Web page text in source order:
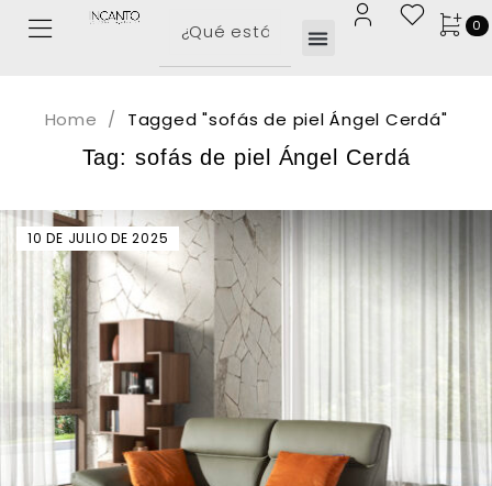
0
Tag: sofás de piel Ángel Cerdá
Home / Tagged "sofás de piel Ángel Cerdá"
10 DE JULIO DE 2025